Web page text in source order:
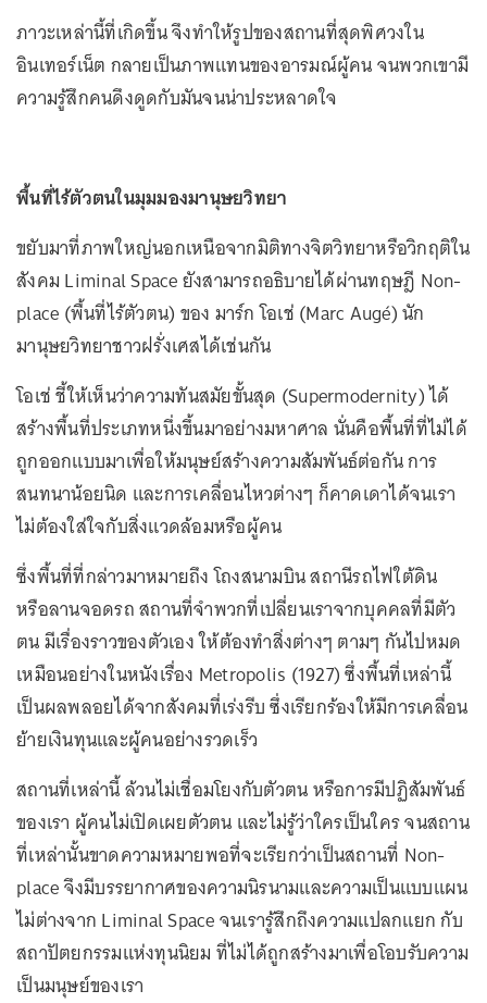
ภาวะเหล่านี้ที่เกิดขึ้น จึงทำให้รูปของสถานที่สุดพิศวงใน
อินเทอร์เน็ต กลายเป็นภาพแทนของอารมณ์ผู้คน จนพวกเขามี
ความรู้สึกคนดึงดูดกับมันจนน่าประหลาดใจ
พื้นที่ไร้ตัวตนในมุมมองมานุษยวิทยา
ขยับมาที่ภาพใหญ่นอกเหนือจากมิติทางจิตวิทยาหรือวิกฤติใน
สังคม Liminal Space ยังสามารถอธิบายได้ผ่านทฤษฎี Non-
place (พื้นที่ไร้ตัวตน) ของ มาร์ก โอเช่ (Marc Augé) นัก
มานุษยวิทยาชาวฝรั่งเศสได้เช่นกัน
โอเช่ ชี้ให้เห็นว่าความทันสมัยขั้นสุด (Supermodernity) ได้
สร้างพื้นที่ประเภทหนึ่งขึ้นมาอย่างมหาศาล นั่นคือพื้นที่ที่ไม่ได้
ถูกออกแบบมาเพื่อให้มนุษย์สร้างความสัมพันธ์ต่อกัน การ
สนทนาน้อยนิด และการเคลื่อนไหวต่างๆ ก็คาดเดาได้จนเรา
ไม่ต้องใส่ใจกับสิ่งแวดล้อมหรือผู้คน
ซึ่งพื้นที่ที่กล่าวมาหมายถึง โถงสนามบิน สถานีรถไฟใต้ดิน
หรือลานจอดรถ สถานที่จำพวกที่เปลี่ยนเราจากบุคคลที่มีตัว
ตน มีเรื่องราวของตัวเอง ให้ต้องทำสิ่งต่างๆ ตามๆ กันไปหมด
เหมือนอย่างในหนังเรื่อง Metropolis (1927) ซึ่งพื้นที่เหล่านี้
เป็นผลพลอยได้จากสังคมที่เร่งรีบ ซึ่งเรียกร้องให้มีการเคลื่อน
ย้ายเงินทุนและผู้คนอย่างรวดเร็ว
สถานที่เหล่านี้ ล้วนไม่เชื่อมโยงกับตัวตน หรือการมีปฏิสัมพันธ์
ของเรา ผู้คนไม่เปิดเผยตัวตน และไม่รู้ว่าใครเป็นใคร จนสถาน
ที่เหล่านั้นขาดความหมายพอที่จะเรียกว่าเป็นสถานที่ Non-
place จึงมีบรรยากาศของความนิรนามและความเป็นแบบแผน
ไม่ต่างจาก Liminal Space จนเรารู้สึกถึงความแปลกแยก กับ
สถาปัตยกรรมแห่งทุนนิยม ที่ไม่ได้ถูกสร้างมาเพื่อโอบรับความ
เป็นมนุษย์ของเรา